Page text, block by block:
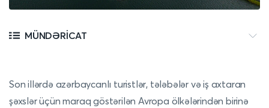
MÜNDƏRICAT
Son illərdə azərbaycanlı turistlər, tələbələr və iş axtaran
şəxslər üçün maraq göstərilən Avropa ölkələrindən birinə